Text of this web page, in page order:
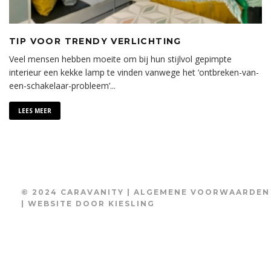
TIP VOOR TRENDY VERLICHTING
Veel mensen hebben moeite om bij hun stijlvol gepimpte
interieur een kekke lamp te vinden vanwege het ‘ontbreken-van-
een-schakelaar-probleem’...
LEES MEER
© 2024 CARAVANITY | ALGEMENE VOORWAARDEN
| WEBSITE DOOR KIESLING